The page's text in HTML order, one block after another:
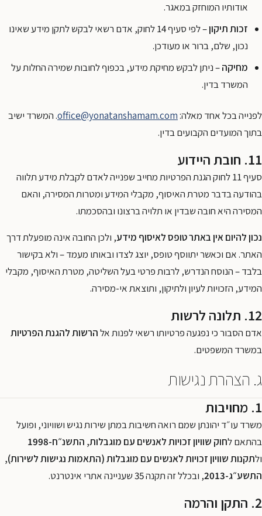
אודותיו המוחזק במאגר.
זכות תיקון
– לפי סעיף 14 לחוק, אדם רשאי לבקש לתקן מידע שאינו
נכון, שלם, ברור או מעודכן.
מחיקה– ניתן לבקש מחיקת מידע, בכפוף לחובות שמירה החלות על
המשרד בדין.
לפנייה בכל אחד מאלה:office@yonatanshamam.com. המשרד ישיב
בתוך המועדים הקבועים בדין.
11. חובת היידוע
סעיף 11 לחוק הגנת הפרטיות מחייב שפנייה לאדם לקבלת מידע תלווה
בהודעה בדבר מטרת האיסוף, מקבלי המידע ומטרות המסירה, והאם
המסירה היא חובה שבדין או תלויה ברצונו ובהסכמתו.
נכון להיום אין באתר טופס לאיסוף מידע, ולכן החובה אינה מופעלת דרך
האתר. אם וכאשר יתווסף טופס, יוצג לצדו ובאותו מעמד – ולא בקישור
בלבד – הנוסח הנדרש, לרבות פרטי בעל השליטה, מטרת האיסוף, מקבלי
המידע, הזכויות לעיון ולתיקון, ותוצאת אי-מסירה.
12. תלונה לרשות
אדם הסבור כי נפגעה פרטיותו רשאי לפנות אלהרשות להגנת הפרטיות
במשרד המשפטים.
ג. הצהרת נגישות
1. מחויבות
משרד עו״ד יהונתן שמם רואה חשיבות במתן שירות נגיש ושוויוני, ופועל
בהתאם לחוק שוויון זכויות לאנשים עם מוגבלות, התשנ״ח-1998
ולתקנות שוויון זכויות לאנשים עם מוגבלות (התאמות נגישות לשירות),
התשע״ג-2013
, ובכלל זה תקנה 35 שעניינה אתרי אינטרנט.
2. התקן והרמה